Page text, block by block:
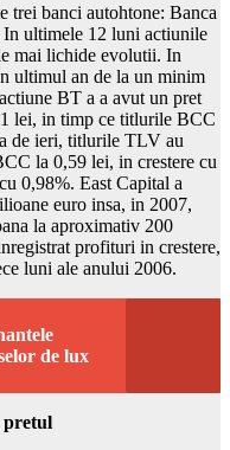
trei banci autohtone: Banca
ultimele 12 luni actiunile
mai lichide evolutii. In
ultimul an de la un minim
BT a a avut un pret
lei, in timp ce titlurile BCC
de ieri, titlurile TLV au
la 0,59 lei, in crestere cu
0,98%. East Capital a
euro insa, in 2007,
la aproximativ 200
profituri in crestere,
luni ale anului 2006.
de lux
pretul